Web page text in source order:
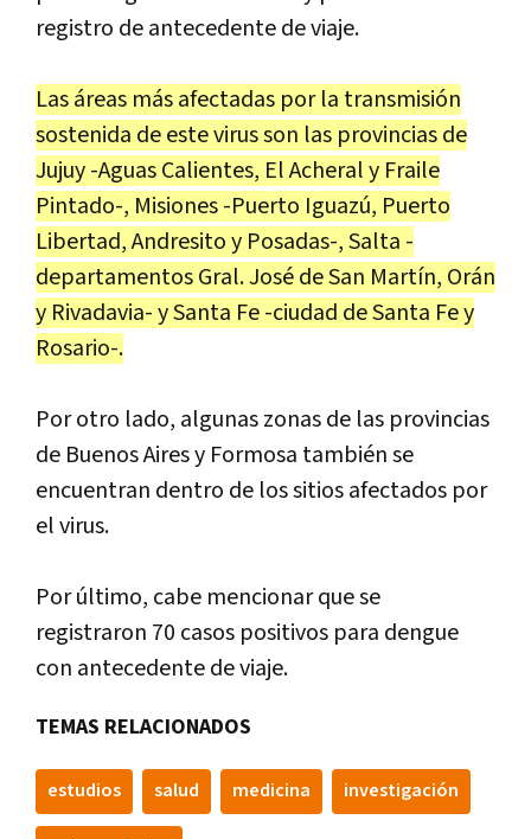
registro de antecedente de viaje.
Las áreas más afectadas por la transmisión
sostenida de este virus son las provincias de
Jujuy -Aguas Calientes, El Acheral y Fraile
Pintado-, Misiones -Puerto Iguazú, Puerto
Libertad, Andresito y Posadas-, Salta -
departamentos Gral. José de San Martín, Orán
y Rivadavia- y Santa Fe -ciudad de Santa Fe y
Rosario-.
Por otro lado, algunas zonas de las provincias
de Buenos Aires y Formosa también se
encuentran dentro de los sitios afectados por
el virus.
Por último, cabe mencionar que se
registraron 70 casos positivos para dengue
con antecedente de viaje.
TEMAS RELACIONADOS
estudios salud medicina investigación